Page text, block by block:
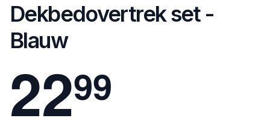
Dekbedovertrek set -
Blauw
2299